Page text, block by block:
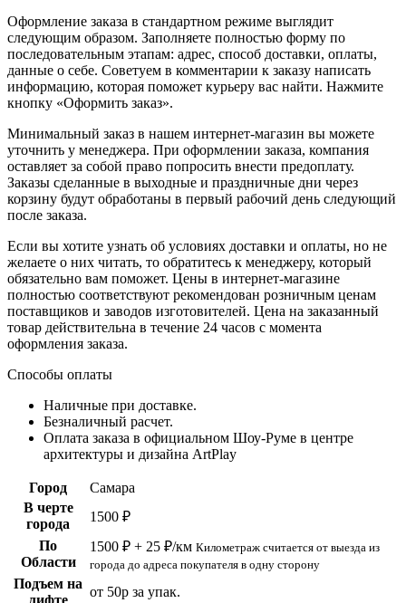
Оформление заказа в стандартном режиме выглядит
следующим образом. Заполняете полностью форму по
последовательным этапам: адрес, способ доставки, оплаты,
данные о себе. Советуем в комментарии к заказу написать
информацию, которая поможет курьеру вас найти. Нажмите
кнопку «Оформить заказ».
Минимальный заказ в нашем интернет-магазин вы можете
уточнить у менеджера. При оформлении заказа, компания
оставляет за собой право попросить внести предоплату.
Заказы сделанные в выходные и праздничные дни через
корзину будут обработаны в первый рабочий день следующий
после заказа.
Если вы хотите узнать об условиях доставки и оплаты, но не
желаете о них читать, то обратитесь к менеджеру, который
обязательно вам поможет. Цены в интернет-магазине
полностью соответствуют рекомендован розничным ценам
поставщиков и заводов изготовителей. Цена на заказанный
товар действительна в течение 24 часов с момента
оформления заказа.
Способы оплаты
Наличные при доставке.
Безналичный расчет.
Оплата заказа в официальном Шоу-Руме в центре
архитектуры и дизайна ArtPlay
Город
Самара
В черте
города
1500 ₽
По
Области
1500 ₽ + 25 ₽/км Километраж считается от выезда из
города до адреса покупателя в одну сторону
Подъем на
от 50р за упак.